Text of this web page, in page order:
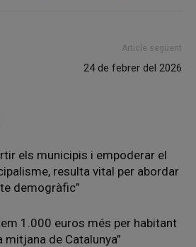
Article següent
24 de febrer del 2026
els municipis i empoderar el
resulta vital per abordar
demogràfic”
1.000 euros més per habitant
mitjana de Catalunya”